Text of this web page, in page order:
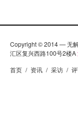
Copyright © 2014 — 无
汇区复兴西路100号2楼A
首页 / 资讯 / 采访 /